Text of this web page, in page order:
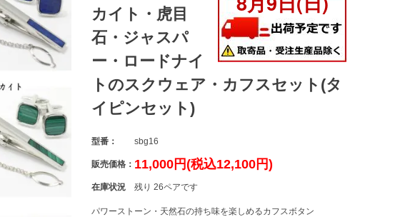
カイト・虎目
石・ジャスパ
ー・ロードナイ
トのスクウェア・カフスセット(タ
イピンセット)
型番： sbg16
販売価格： 11,000円(税込12,100円)
在庫状況 残り 26ペアです
パワーストーン・天然石の持ち味を楽しめるカフスボタン